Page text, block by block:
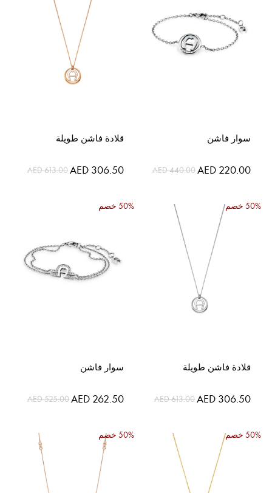
سوار فاشن
السعر
AED 220.00
AED 440.00
قلادة فاشن طويلة
السعر
AED 306.50
AED 613.00
50% خصم
قلادة فاشن طويلة
السعر
AED 306.50
AED 613.00
50% خصم
سوار فاشن
السعر
AED 262.50
AED 525.00
50% خصم 50% خصم